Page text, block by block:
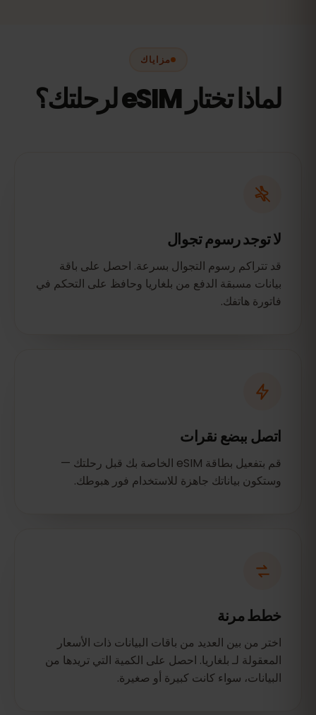
مزاياك
لماذا تختار eSIM لرحلتك؟
لا توجد رسوم تجوال
قد تتراكم رسوم التجوال بسرعة. احصل على باقة
بيانات مسبقة الدفع من بلغاريا وحافظ على التحكم في
فاتورة هاتفك.
اتصل ببضع نقرات
قم بتفعيل بطاقة eSIM الخاصة بك قبل رحلتك —
وستكون بياناتك جاهزة للاستخدام فور هبوطك.
خطط مرنة
اختر من بين العديد من باقات البيانات ذات الأسعار
المعقولة لـ بلغاريا. احصل على الكمية التي تريدها من
البيانات، سواء كانت كبيرة أو صغيرة.